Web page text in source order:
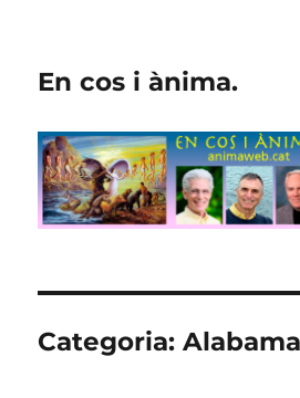
En cos i ànima.
Categoria:Alabama